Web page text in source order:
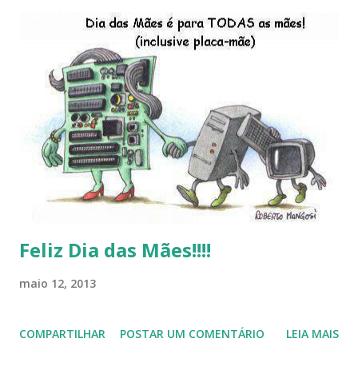
do LibreOffice , o IX Latinoware, a Microsoft boicotando o
Linux (como sempre), o lançamento do Windows 8 e a sua
baixa taxa de adesão pelos usuários, entre out ros. Gostaria
de desejar a todos Boas Festas e que em 2013 possamos
estar juntos novamente. Feliz Natal!!!! F eli z 2013 a todos!!!
Feliz Dia das Mães!!!!
maio 12, 2013
COMPARTILHAR POSTAR UM COMENTÁRIO LEIA MAIS